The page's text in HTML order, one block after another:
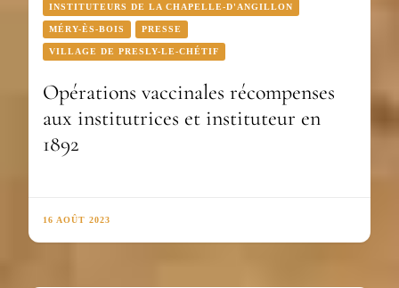
INSTITUTEURS DE LA CHAPELLE-D'ANGILLON
MÉRY-ÈS-BOIS PRESSE
VILLAGE DE PRESLY-LE-CHÉTIF
Opérations vaccinales récompenses
aux institutrices et instituteur en
1892
16 AOÛT 2023